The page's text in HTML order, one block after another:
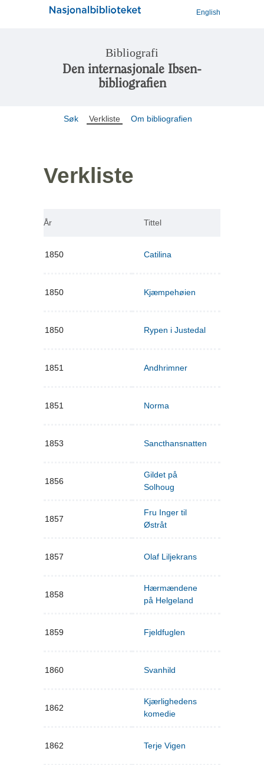
English
Bibliografi
Den internasjonale Ibsen-
bibliografien
Søk Verkliste Om bibliografien
Verkliste
År Tittel
1850 Catilina
1850 Kjæmpehøien
1850 Rypen i Justedal
1851 Andhrimner
1851 Norma
1853 Sancthansnatten
1856
Gildet på
Solhoug
1857
Fru Inger til
Østråt
1857 Olaf Liljekrans
1858
Hærmændene
på Helgeland
1859 Fjeldfuglen
1860 Svanhild
1862
Kjærlighedens
komedie
1862 Terje Vigen